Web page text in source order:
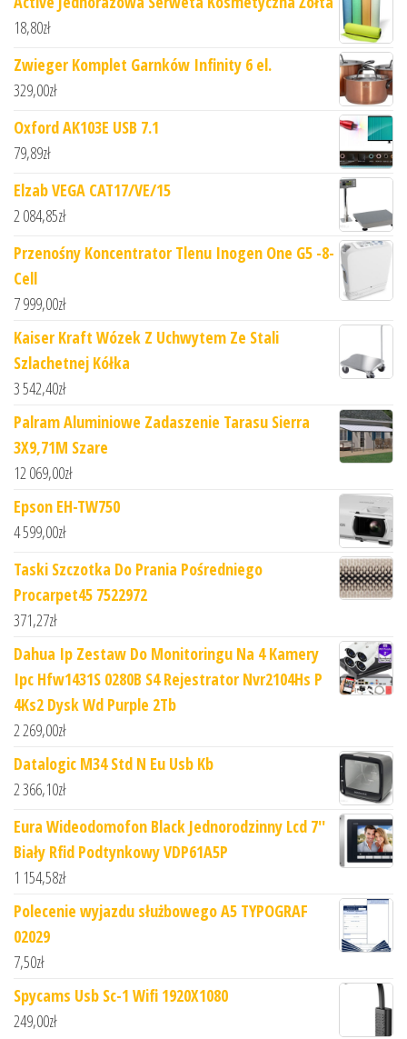
18,80zł
Zwieger Komplet Garnków Infinity 6 el.
329,00zł
Oxford AK103E USB 7.1
79,89zł
Elzab VEGA CAT17/VE/15
2 084,85zł
Przenośny Koncentrator Tlenu Inogen One G5 -8-
Cell
7 999,00zł
Kaiser Kraft Wózek Z Uchwytem Ze Stali
Szlachetnej Kółka
3 542,40zł
Palram Aluminiowe Zadaszenie Tarasu Sierra
3X9,71M Szare
12 069,00zł
Epson EH-TW750
4 599,00zł
Taski Szczotka Do Prania Pośredniego
Procarpet45 7522972
371,27zł
Dahua Ip Zestaw Do Monitoringu Na 4 Kamery
Ipc Hfw1431S 0280B S4 Rejestrator Nvr2104Hs P
4Ks2 Dysk Wd Purple 2Tb
2 269,00zł
Datalogic M34 Std N Eu Usb Kb
2 366,10zł
Eura Wideodomofon Black Jednorodzinny Lcd 7''
Biały Rfid Podtynkowy VDP61A5P
1 154,58zł
Polecenie wyjazdu służbowego A5 TYPOGRAF
02029
7,50zł
Spycams Usb Sc-1 Wifi 1920X1080
249,00zł